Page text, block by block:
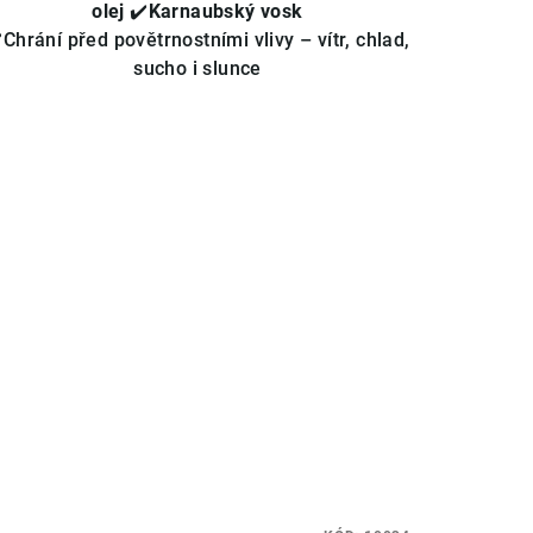
olej ✔️Karnaubský vosk
před povětrnostními vlivy – vítr, chlad,
sucho i slunce